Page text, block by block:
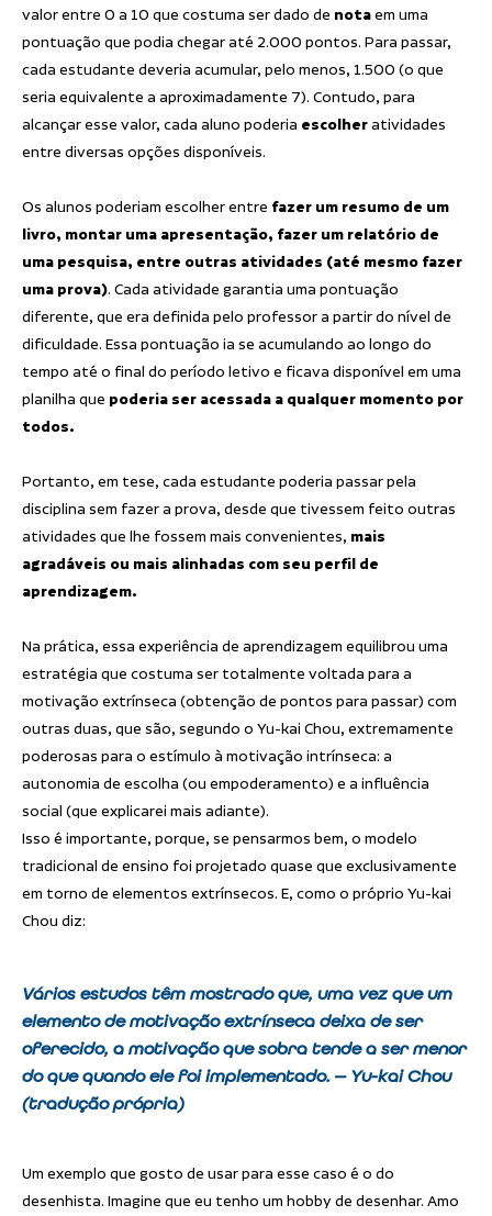
valor entre 0 a 10 que costuma ser dado de notaem uma
pontuação que podia chegar até 2.000 pontos. Para passar,
cada estudante deveria acumular, pelo menos, 1.500 (o que
seria equivalente a aproximadamente 7). Contudo, para
alcançar esse valor, cada aluno poderia escolheratividades
entre diversas opções disponíveis.
Os alunos poderiam escolher entre fazer um resumo de um
livro, montar uma apresentação, fazer um relatório de
uma pesquisa, entre outras atividades (até mesmo fazer
uma prova). Cada atividade garantia uma pontuação
diferente, que era definida pelo professor a partir do nível de
dificuldade. Essa pontuação ia se acumulando ao longo do
tempo até o final do período letivo e ficava disponível em uma
planilha que poderia ser acessada a qualquer momento por
todos.
Portanto, em tese, cada estudante poderia passar pela
disciplina sem fazer a prova, desde que tivessem feito outras
atividades que lhe fossem mais convenientes, mais
agradáveis ou mais alinhadas com seu perfil de
aprendizagem.
Na prática, essa experiência de aprendizagem equilibrou uma
estratégia que costuma ser totalmente voltada para a
motivação extrínseca (obtenção de pontos para passar) com
outras duas, que são, segundo o Yu-kai Chou, extremamente
poderosas para o estímulo à motivação intrínseca: a
autonomia de escolha (ou empoderamento) e a influência
social (que explicarei mais adiante).
Isso é importante, porque, se pensarmos bem, o modelo
tradicional de ensino foi projetado quase que exclusivamente
em torno de elementos extrínsecos. E, como o próprio Yu-kai
Chou diz:
Vários estudos têm mostrado que, uma vez que um
elemento de motivação extrínseca deixa de ser
oferecido, a motivação que sobra tende a ser menor
do que quando ele foi implementado. — Yu-kai Chou
(tradução própria)
Um exemplo que gosto de usar para esse caso é o do
desenhista. Imagine que eu tenho um hobby de desenhar. Amo